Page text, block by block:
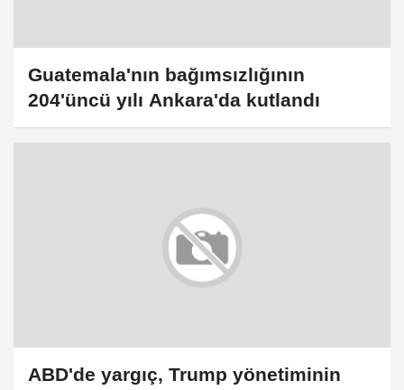
Guatemala'nın bağımsızlığının
204'üncü yılı Ankara'da kutlandı
ABD'de yargıç, Trump yönetiminin